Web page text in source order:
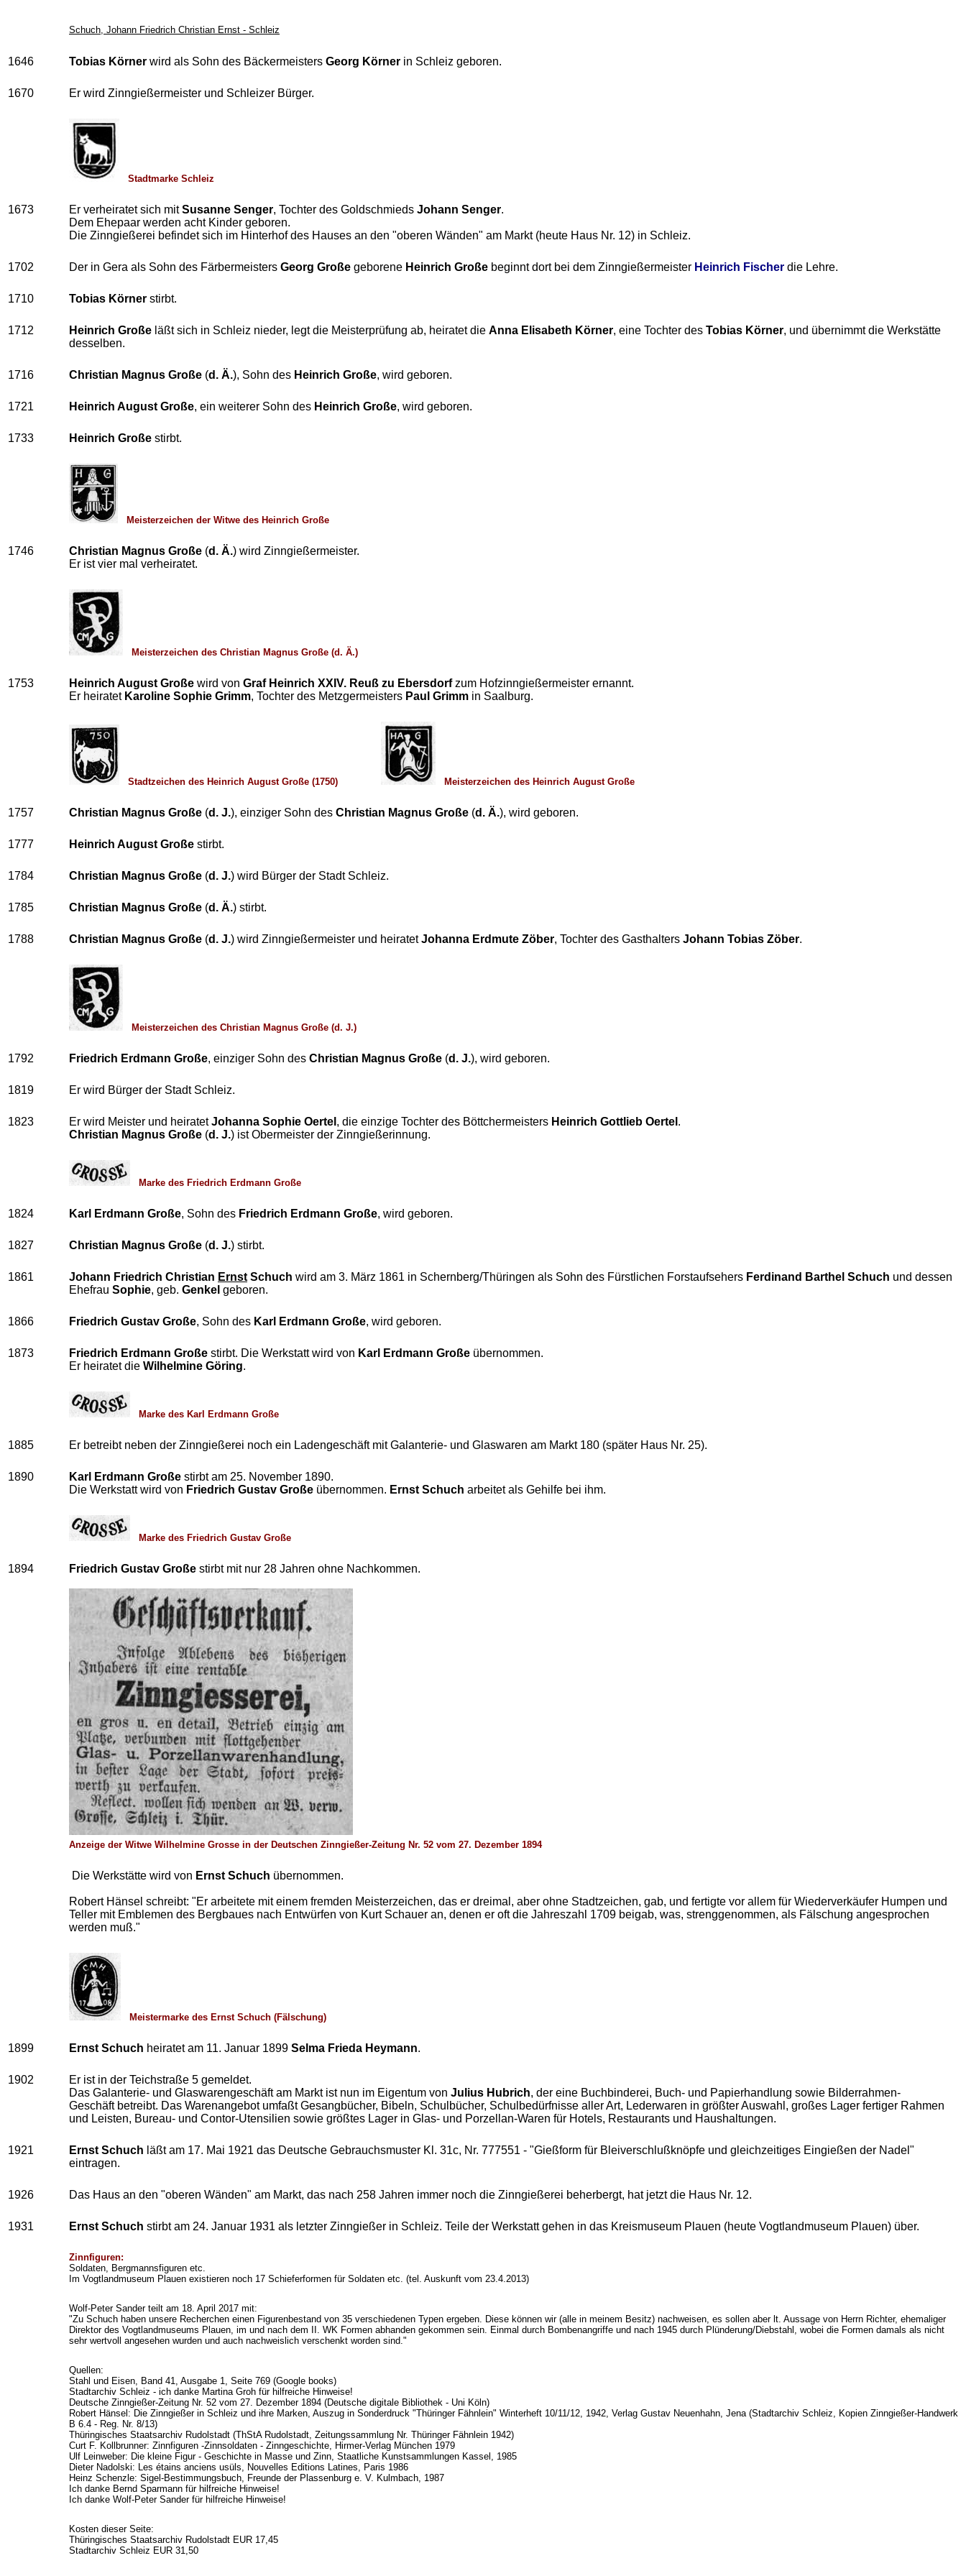
Schuch, Johann Friedrich Christian Ernst - Schleiz
1646 Tobias Körner wird als Sohn des Bäckermeisters Georg Körner in Schleiz geboren.
1670 Er wird Zinngießermeister und Schleizer Bürger.
Stadtmarke Schleiz
1673 Er verheiratet sich mitSusanne Senger, Tochter des Goldschmieds Johann Senger.
Dem Ehepaar werden acht Kinder geboren.
Die Zinngießerei befindet sich im Hinterhof des Hauses an den "oberen Wänden" am Markt (heute Haus Nr. 12) in Schleiz.
1702 Der in Gera als Sohn des Färbermeisters Georg Große geborene Heinrich Große beginnt dort bei dem Zinngießermeister Heinrich Fischer die Lehre.
1710 Tobias Körner stirbt.
1712 Heinrich Große läßt sich in Schleiz nieder, legt die Meisterprüfung ab, heiratet die Anna Elisabeth Körner, eine Tochter des Tobias Körner, und übernimmt die Werkstätte
desselben.
1716 Christian Magnus Große (d. Ä.), Sohn des Heinrich Große, wird geboren.
1721 Heinrich August Große, ein weiterer Sohn des Heinrich Große, wird geboren.
1733 Heinrich Große stirbt.
Meisterzeichen der Witwe des Heinrich Große
1746 Christian Magnus Große (d. Ä.) wird Zinngießermeister.
Er ist vier mal verheiratet.
Meisterzeichen des Christian Magnus Große (d. Ä.)
1753 Heinrich August Große wird von Graf Heinrich XXIV. Reuß zu Ebersdorfzum Hofzinngießermeister ernannt.
Er heiratet Karoline Sophie Grimm, Tochter des Metzgermeisters Paul Grimm in Saalburg.
Stadtzeichen des Heinrich August Große (1750) Meisterzeichen des Heinrich August Große
1757 Christian Magnus Große (d. J.), einziger Sohn des Christian Magnus Große (d. Ä.), wird geboren.
1777 Heinrich August Große stirbt.
1784 Christian Magnus Große (d. J.) wird Bürger der Stadt Schleiz.
1785 Christian Magnus Große (d. Ä.) stirbt.
1788 Christian Magnus Große (d. J.) wird Zinngießermeister und heiratetJohanna Erdmute Zöber, Tochter des Gasthalters Johann Tobias Zöber.
Meisterzeichen des Christian Magnus Große (d. J.)
1792 Friedrich Erdmann Große, einziger Sohn des Christian Magnus Große (d. J.), wird geboren.
1819 Er wird Bürger der Stadt Schleiz.
1823 Er wird Meister und heiratetJohanna Sophie Oertel , die einzige Tochter des Böttchermeisters Heinrich Gottlieb Oertel .
Christian Magnus Große (d. J.) ist Obermeister der Zinngießerinnung.
Marke des Friedrich Erdmann Große
1824 Karl Erdmann Große, Sohn des Friedrich Erdmann Große, wird geboren.
1827 Christian Magnus Große (d. J.) stirbt.
1861 Johann Friedrich Christian Ernst Schuch wird am 3. März 1861 in Schernberg/Thüringen als Sohn des Fürstlichen Forstaufsehers Ferdinand Barthel Schuch und dessen
Ehefrau Sophie, geb. Genkel geboren.
1866 Friedrich Gustav Große, Sohn des Karl Erdmann Große, wird geboren.
1873 Friedrich Erdmann Große stirbt. Die Werkstatt wird von Karl Erdmann Große übernommen.
Er heiratet die Wilhelmine Göring.
Marke des Karl Erdmann Große
1885 Er betreibt neben der Zinngießerei noch ein Ladengeschäft mit Galanterie- und Glaswaren am Markt 180 (später Haus Nr. 25).
1890 Karl Erdmann Große stirbt am 25. November 1890.
Die Werkstatt wird von Friedrich Gustav Große übernommen. Ernst Schuch arbeitet als Gehilfe bei ihm.
Marke des Friedrich Gustav Große
1894 Friedrich Gustav Große stirbt mit nur 28 Jahren ohne Nachkommen.
Anzeige der Witwe Wilhelmine Grosse in der Deutschen Zinngießer-Zeitung Nr. 52 vom 27. Dezember 1894
Die Werkstätte wird von Ernst Schuch übernommen.
Robert Hänsel schreibt: "Er arbeitete mit einem fremden Meisterzeichen, das er dreimal, aber ohne Stadtzeichen, gab, und fertigte vor allem für Wiederverkäufer Humpen und
Teller mit Emblemen des Bergbaues nach Entwürfen von Kurt Schauer an, denen er oft die Jahreszahl 1709 beigab, was, strenggenommen, als Fälschung angesprochen
werden muß."
Meistermarke des Ernst Schuch (Fälschung)
1899 Ernst Schuch heiratet am 11. Januar 1899 Selma Frieda Heymann.
1902
Er ist in der Teichstraße 5 gemeldet.
Das Galanterie- und Glaswarengeschäft am Markt ist nun im Eigentum von Julius Hubrich, der eine Buchbinderei, Buch- und Papierhandlung sowie Bilderrahmen-
Geschäft betreibt. Das Warenangebot umfaßt Gesangbücher, Bibeln, Schulbücher, Schulbedürfnisse aller Art, Lederwaren in größter Auswahl, großes Lager fertiger Rahmen
und Leisten, Bureau- und Contor-Utensilien sowie größtes Lager in Glas- und Porzellan-Waren für Hotels, Restaurants und Haushaltungen.
1921 Ernst Schuch läßt am 17. Mai 1921 das Deutsche Gebrauchsmuster Kl. 31c, Nr. 777551 - "Gießform für Bleiverschlußknöpfe und gleichzeitiges Eingießen der Nadel"
eintragen.
1926 Das Haus an den "oberen Wänden" am Markt, das nach 258 Jahren immer noch die Zinngießerei beherbergt, hat jetzt die Haus Nr. 12.
1931 Ernst Schuch stirbt am 24. Januar 1931 als letzter Zinngießer in Schleiz. Teile der Werkstatt gehen in das Kreismuseum Plauen (heute Vogtlandmuseum Plauen) über.
Zinnfiguren:
Soldaten, Bergmannsfiguren etc.
Im Vogtlandmuseum Plauen existieren noch 17 Schieferformen für Soldaten etc. (tel. Auskunft vom 23.4.2013)
Wolf-Peter Sander teilt am 18. April 2017 mit:
"Zu Schuch haben unsere Recherchen einen Figurenbestand von 35 verschiedenen Typen ergeben. Diese können wir (alle in meinem Besitz) nachweisen, es sollen aber lt. Aussage von Herrn Richter, ehemaliger
Direktor des Vogtlandmuseums Plauen, im und nach dem II. WK Formen abhanden gekommen sein. Einmal durch Bombenangriffe und nach 1945 durch Plünderung/Diebstahl, wobei die Formen damals als nicht
sehr wertvoll angesehen wurden und auch nachweislich verschenkt worden sind."
Quellen:
Stahl und Eisen, Band 41, Ausgabe 1, Seite 769 (Google books)
Stadtarchiv Schleiz - ich danke Martina Groh für hilfreiche Hinweise!
Deutsche Zinngießer-Zeitung Nr. 52 vom 27. Dezember 1894 (Deutsche digitale Bibliothek - Uni Köln)
Robert Hänsel: Die Zinngießer in Schleiz und ihre Marken, Auszug in Sonderdruck "Thüringer Fähnlein" Winterheft 10/11/12, 1942, Verlag Gustav Neuenhahn, Jena (Stadtarchiv Schleiz, Kopien Zinngießer-Handwerk
B 6.4 - Reg. Nr. 8/13)
Thüringisches Staatsarchiv Rudolstadt (ThStA Rudolstadt, Zeitungssammlung Nr. Thüringer Fähnlein 1942)
Curt F. Kollbrunner: Zinnfiguren -Zinnsoldaten - Zinngeschichte, Hirmer-Verlag München 1979
Ulf Leinweber: Die kleine Figur - Geschichte in Masse und Zinn, Staatliche Kunstsammlungen Kassel, 1985
Dieter Nadolski: Les étains anciens usüls, Nouvelles Editions Latines, Paris 1986
Heinz Schenzle: Sigel-Bestimmungsbuch, Freunde der Plassenburg e. V. Kulmbach, 1987
Ich danke Bernd Sparmann für hilfreiche Hinweise!
Ich danke Wolf-Peter Sander für hilfreiche Hinweise!
Kosten dieser Seite:
Thüringisches Staatsarchiv Rudolstadt EUR 17,45
Stadtarchiv Schleiz EUR 31,50